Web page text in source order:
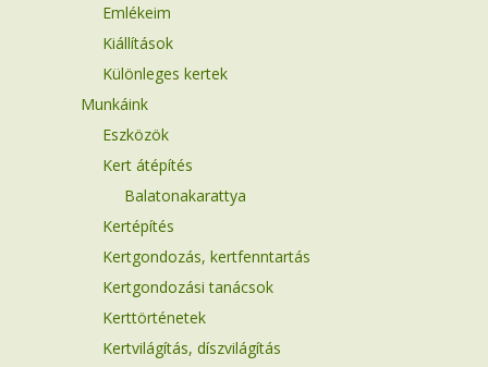
Emlékeim
Kiállítások
Különleges kertek
Munkáink
Eszközök
Kert átépítés
Balatonakarattya
Kertépítés
Kertgondozás, kertfenntartás
Kertgondozási tanácsok
Kerttörténetek
Kertvilágítás, díszvilágítás